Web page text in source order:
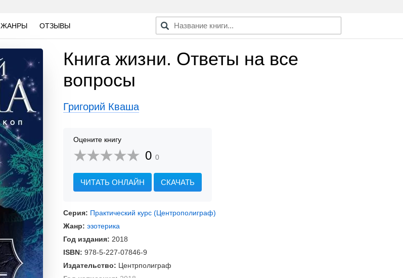
ЖАНРЫ ОТЗЫВЫ
Книга жизни. Ответы на все
вопросы
Григорий Кваша
Оцените книгу
0 0
ЧИТАТЬ ОНЛАЙН СКАЧАТЬ
Серия: Практический курс (Центрополиграф)
Жанр: эзотерика
Год издания: 2018
ISBN: 978-5-227-07846-9
Издательство: Центрполиграф